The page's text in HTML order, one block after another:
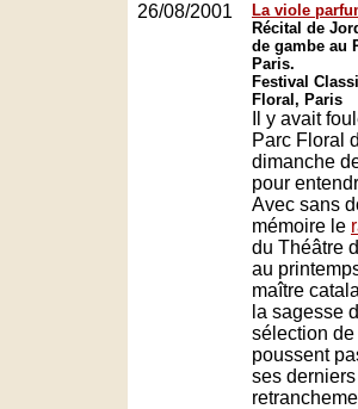
26/08/2001
La viole
Récital de
de gambe au
Paris.
Festival
Floral, Paris
Il y avait
Parc Floral
dimanche
pour
Avec sans
mémoire le
du Théâtre
au
maître
la sagesse
sélection
poussent
ses derniers